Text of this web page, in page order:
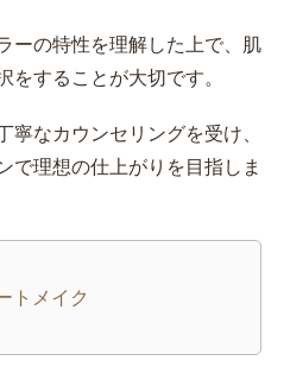
ーの特性を理解した上で、肌
をすることが大切です。
寧なカウンセリングを受け、
で理想の仕上がりを目指しま
トメイク